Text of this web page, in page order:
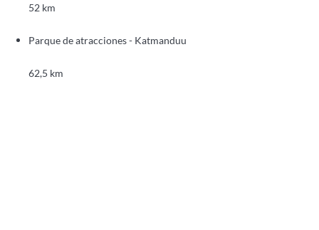
52 km
Parque de atracciones - Katmanduu
62,5 km